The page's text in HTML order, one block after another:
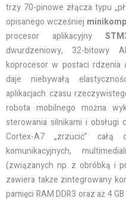
trzy 70-pinowe złącza typu
opisanego wcześniej
procesor aplikacyjny
dwurdzeniowy, 32-bitowy
koprocesor w postaci rdzenia
daje niebywałą
aplikacjach czasu
robota mobilnego można
sterowania silnikami i obsługi
Cortex-A7 „zrzucić” całą
komunikacyjnych,
(związanych np. z obróbką i
zawiera także zintegrowany
pamięci RAM DDR3 oraz aż 4